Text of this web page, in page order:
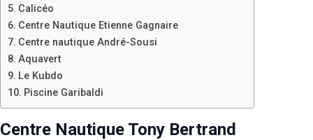
Calicéo
Centre Nautique Etienne Gagnaire
Centre nautique André-Sousi
Aquavert
Le Kubdo
Piscine Garibaldi
Centre Nautique Tony Bertrand
lorsque vous
visitez notre
augmentez les
chances de
voir du
contenu et des
offres